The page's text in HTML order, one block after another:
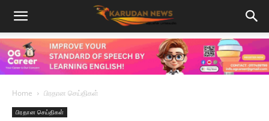
Home பிரதான செய்திகள்
பிரதான செய்திகள்